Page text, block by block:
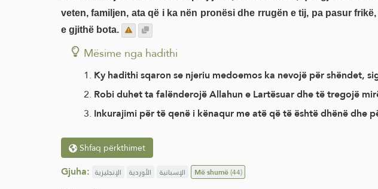
veten, familjen, ata që i ka nën pronësi dhe rrugën e tij, pa pasur
e gjithë bota.
Mësime nga hadithi
Ky hadithi sqaron se njeriu medoemos ka nevojë për shëndet,
Robi duhet ta falënderojë Allahun e Lartësuar dhe të tregojë
Inkurajimi për të qenë i kënaqur me atë që të është dhënë dhe
Shfaq përkthimet
Gjuha: الإنجليزية الأوردية الإسبانية Më shumë(44)